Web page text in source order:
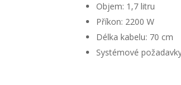
Objem: 1,7 litru
Příkon: 2200 W
Délka kabelu: 70 cm
Systémové